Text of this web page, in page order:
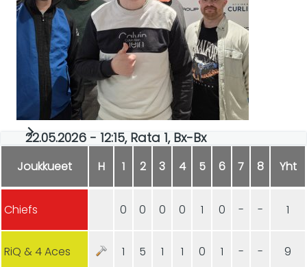
22.05.2026 - 12:15, Rata 1, Bx-Bx
Joukkueet H 1 2 3 4 5 6 7 8 Yht
Chiefs 0 0 0 0 1 0 - - 1
RiQ & 4 Aces 1 5 1 1 0 1 - - 9